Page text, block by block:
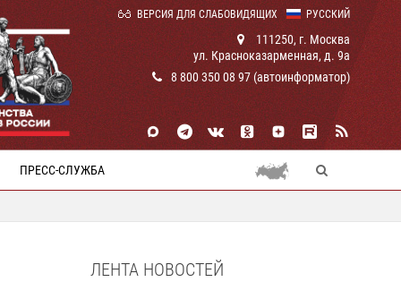
РУССКИЙ
ВЕРСИЯ ДЛЯ СЛАБОВИДЯЩИХ
111250, г. Москва
ул. Красноказарменная, д. 9а
8 800 350 08 97 (автоинформатор)
ПРЕСС-СЛУЖБА
ЛЕНТА НОВОСТЕЙ